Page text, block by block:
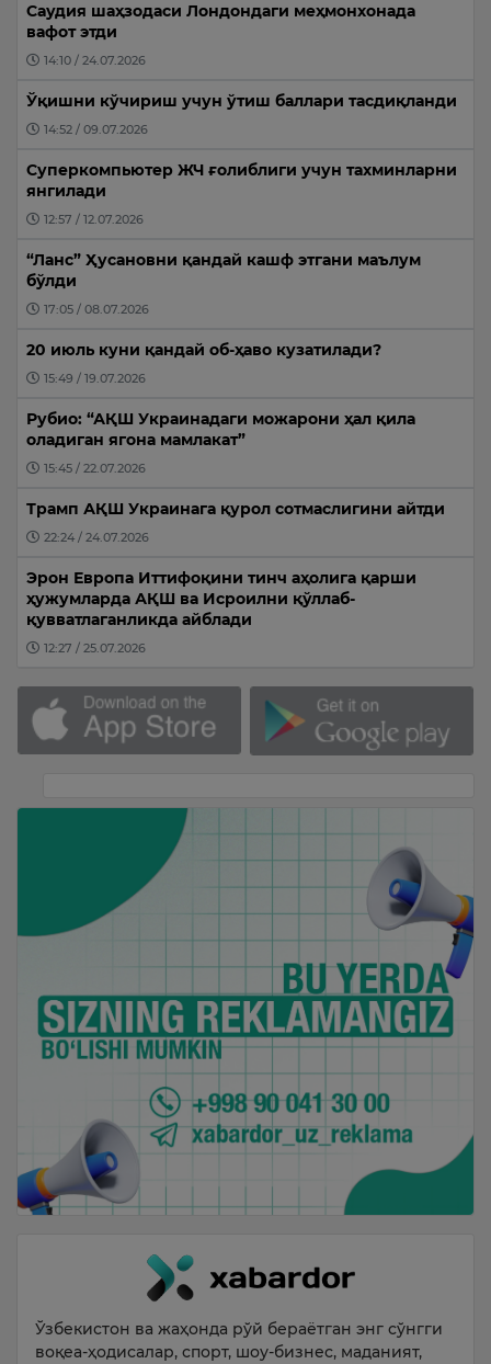
Саудия шаҳзодаси Лондондаги меҳмонхонада
вафот этди
14:10 / 24.07.2026
Ўқишни кўчириш учун ўтиш баллари тасдиқланди
14:52 / 09.07.2026
Суперкомпьютер ЖЧ ғолиблиги учун тахминларни
янгилади
12:57 / 12.07.2026
“Ланс” Ҳусановни қандай кашф этгани маълум
бўлди
17:05 / 08.07.2026
20 июль куни қандай об-ҳаво кузатилади?
15:49 / 19.07.2026
Рубио: “АҚШ Украинадаги можарони ҳал қила
оладиган ягона мамлакат”
15:45 / 22.07.2026
Трамп АҚШ Украинага қурол сотмаслигини айтди
22:24 / 24.07.2026
Эрон Европа Иттифоқини тинч аҳолига қарши
ҳужумларда АҚШ ва Исроилни қўллаб-
қувватлаганликда айблади
12:27 / 25.07.2026
Ўзбекистон ва жаҳонда рўй бераётган энг сўнгги
воқеа-ҳодисалар, спорт, шоу-бизнес, маданият,